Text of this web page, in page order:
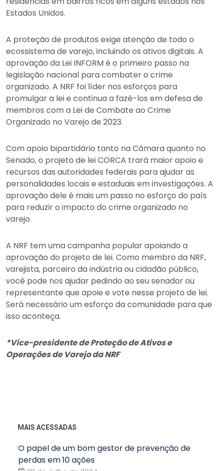
Estados Unidos.
A proteção de produtos exige atenção de todo o
ecossistema de varejo, incluindo os ativos digitais. A
aprovação da Lei INFORM é o primeiro passo na
legislação nacional para combater o crime
organizado. A NRF foi líder nos esforços para
promulgar a lei e continua a fazê-los em defesa de
membros com a Lei de Combate ao Crime
Organizado no Varejo de 2023.
Com apoio bipartidário tanto na Câmara quanto no
Senado, o projeto de lei CORCA trará maior apoio e
recursos das autoridades federais para ajudar as
personalidades locais e estaduais em investigações. A
aprovação dele é mais um passo no esforço do país
para reduzir o impacto do crime organizado no
varejo.
A NRF tem uma campanha popular apoiando a
aprovação do projeto de lei. Como membro da NRF,
varejista, parceiro da indústria ou cidadão público,
você pode nos ajudar pedindo ao seu senador ou
representante que apoie e vote nesse projeto de lei.
Será necessário um esforço da comunidade para que
isso aconteça.
*Vice-presidente de Proteção de Ativos e
Operações de Varejo da NRF
MAIS ACESSADAS
O papel de um bom gestor de prevenção de
perdas em 10 ações